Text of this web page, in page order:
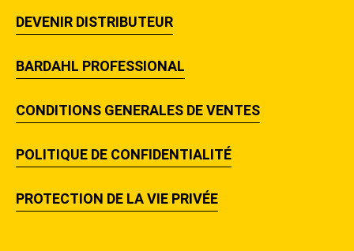
DEVENIR DISTRIBUTEUR
BARDAHL PROFESSIONAL
CONDITIONS GENERALES DE VENTES
POLITIQUE DE CONFIDENTIALITÉ
PROTECTION DE LA VIE PRIVÉE